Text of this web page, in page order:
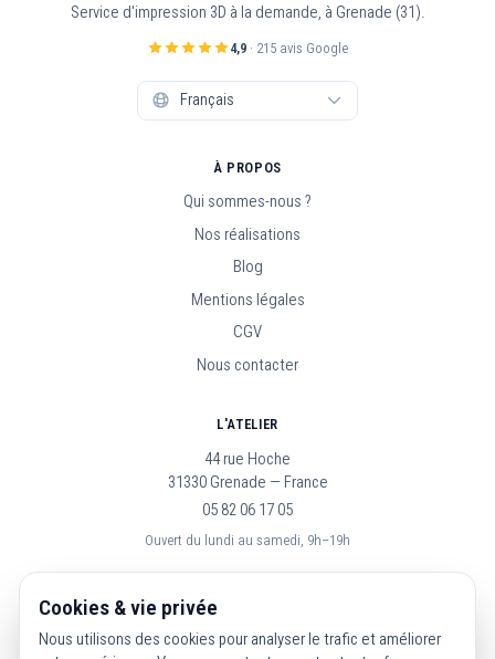
Service d'impression 3D à la demande, à Grenade (31).
4,9· 215 avis Google
À PROPOS
Qui sommes-nous ?
Nos réalisations
Blog
Mentions légales
CGV
Nous contacter
L'ATELIER
44 rue Hoche
31330 Grenade — France
05 82 06 17 05
Ouvert du lundi au samedi, 9h–19h
SUIVEZ-NOUS
Cookies & vie privée
Nous utilisons des cookies pour analyser le trafic et améliorer